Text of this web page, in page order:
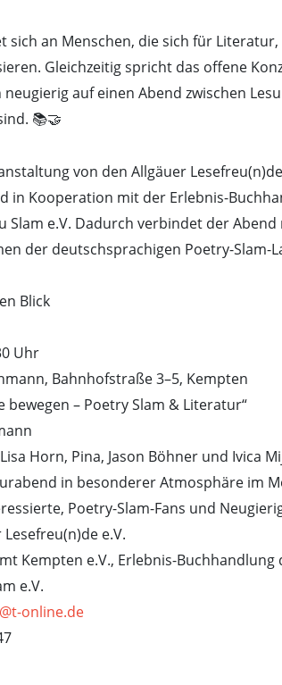
sich an Menschen, die sich für
Gleichzeitig spricht das offene
auf einen Abend zwischen
📚🤝
von den Allgäuer
in Kooperation mit der Erlebnis-
Slam e.V. Dadurch verbindet der
der deutschsprachigen Poetry-Slam-
Blick
Uhr
Bahnhofstraße 3–5, Kempten
bewegen – Poetry Slam & Literatur“
Horn, Pina, Jason Böhner und Ivica
in besonderer Atmosphäre im
Poetry-Slam-Fans und
e.V.
Kempten e.V., Erlebnis-Buchhandlung
e.V.
online.de